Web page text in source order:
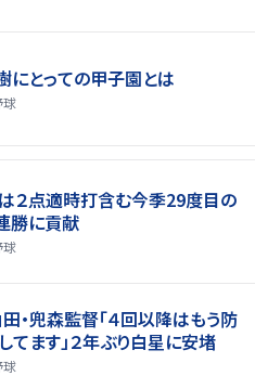
にとっての甲子園とは
球
２点適時打含む今季29度目の
勝に貢献
球
・兜森監督「４回以降はもう防
ます」２年ぶり白星に安堵
球